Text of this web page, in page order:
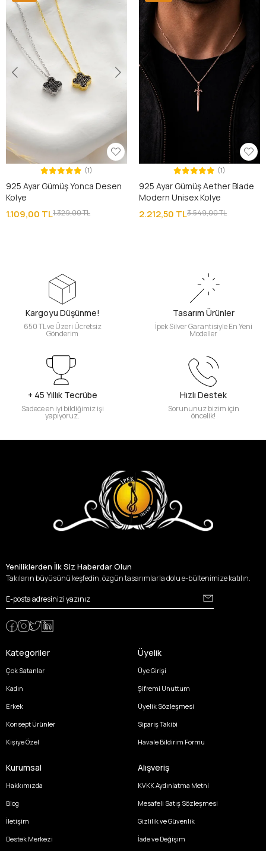
(1)
925 Ayar Gümüş Yonca Desen
Kolye
1.109,00 TL1.329,00 TL
(1)
925 Ayar Gümüş Aether Blade
Modern Unisex Kolye
2.212,50 TL3.549,00 TL
Kargoyu Düşünme!
650 TL ve Üzeri Ücretsiz
Gönderim
Tasarım Ürünler
İpek Silver Garantisiyle En Yeni
Modeller
+ 45 Yıllık Tecrübe
Sadece en iyi bildiğimiz işi
yapıyoruz.
Hızlı Destek
Sorununuz bizim için
öncelik!
Yeniliklerden İlk Siz Haberdar Olun
Takıların büyüsünü keşfedin, özgün tasarımlarla dolu e-bültenimize katılın.
Kategoriler
Çok Satanlar
Kadın
Erkek
Konsept Ürünler
Kişiye Özel
Üyelik
Üye Girişi
Şifremi Unuttum
Üyelik Sözleşmesi
Sipariş Takibi
Havale Bildirim Formu
Kurumsal
Hakkımızda
Blog
İletişim
Destek Merkezi
Alışveriş
KVKK Aydınlatma Metni
Mesafeli Satış Sözleşmesi
Gizlilik ve Güvenlik
İade ve Değişim